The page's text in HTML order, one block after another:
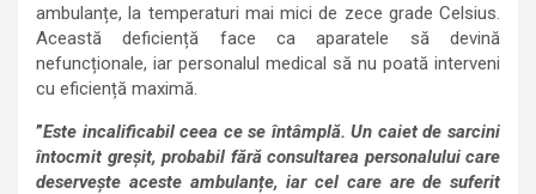
ambulanțe, la temperaturi mai mici de zece grade Celsius.
Această deficiență face ca aparatele să devină
nefuncționale, iar personalul medical să nu poată interveni
cu eficiență maximă.
”Este incalificabil ceea ce se întâmplă. Un caiet de sarcini
întocmit greșit, probabil fără consultarea personalului care
deservește aceste ambulanțe, iar cel care are de suferit